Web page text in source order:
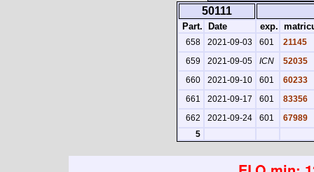
50111
Part. Date exp.
658 2021-09-03 601
21145
659
2021-09-05 ICN
52035
660
2021-09-10 601
60233
661
2021-09-17 601
83356
662
2021-09-24 601
67989
5